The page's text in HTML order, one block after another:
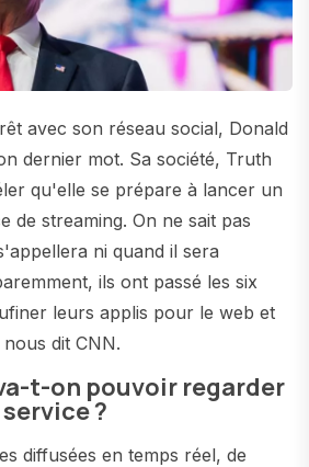
avec son réseau social, Donald
dernier mot. Sa société, Truth
qu'elle se prépare à lancer un
de streaming. On ne sait pas
ni quand il sera
ils ont passé les six
leurs applis pour le web et
dit CNN.
t-on pouvoir regarder
?
diffusées en temps réel, de